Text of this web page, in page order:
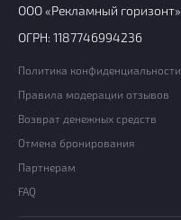
ООО «Рекламный горизонт»
ОГРН: 1187746994236
Политика конфиденциальности
Правила модерации отзывов
Возврат денежных средств
Отмена бронирования
Партнерам
FAQ